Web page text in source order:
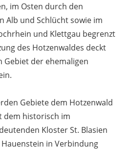
im Osten durch den
Alb und Schlücht sowie im
und Klettgau begrenzt
des Hotzenwaldes deckt
Gebiet der ehemaligen
Gebiete dem Hotzenwald
dem historisch im
Kloster St. Blasien
in Verbindung